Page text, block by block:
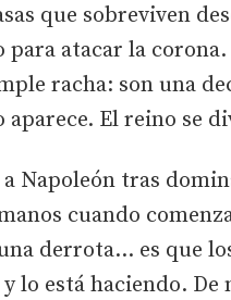
que sobreviven
atacar la
racha: son una
aparece. El reino se
Napoleón tras
cuando
derrota… es que
lo está haciendo. De